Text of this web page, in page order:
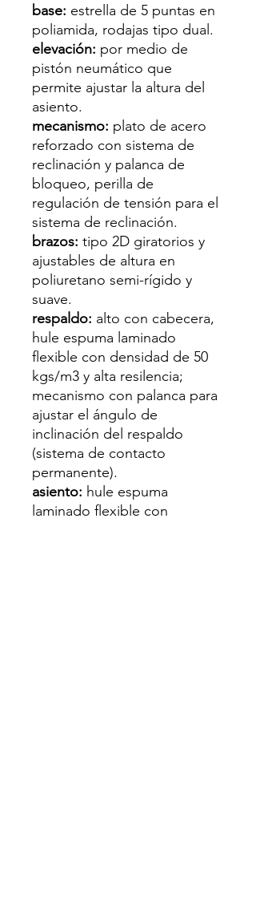
base: estrella de 5 puntas en
poliamida, rodajas tipo dual.
elevación: por medio de
pistón neumático que
permite ajustar la altura del
asiento.
mecanismo: plato de acero
reforzado con sistema de
reclinación y palanca de
bloqueo, perilla de
regulación de tensión para el
sistema de reclinación.
brazos: tipo 2D giratorios y
ajustables de altura en
poliuretano semi-rígido y
suave.
respaldo: alto con cabecera,
hule espuma laminado
flexible con densidad de 50
kgs/m3 y alta resilencia;
mecanismo con palanca para
ajustar el ángulo de
inclinación del respaldo
(sistema de contacto
permanente).
asiento: hule espuma
laminado flexible con